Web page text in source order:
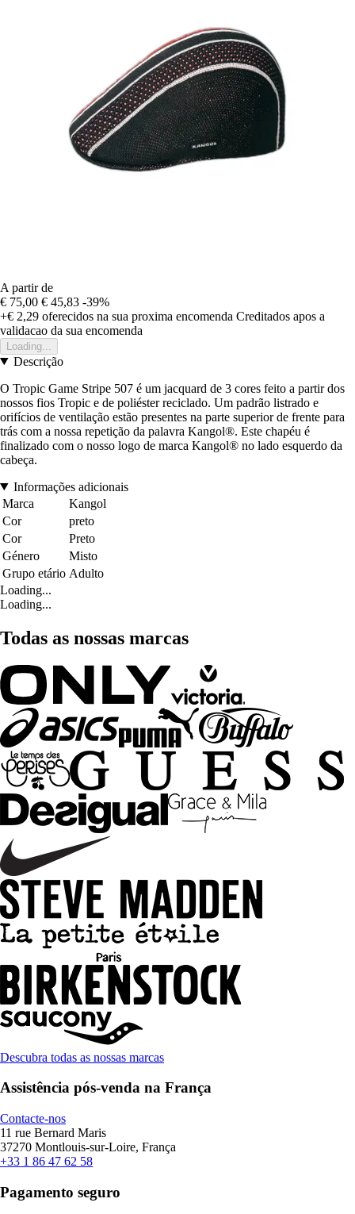
A partir de
€ 75,00 € 45,83 -39%
+€ 2,29 oferecidos na sua proxima encomenda Creditados apos a
validacao da sua encomenda
Loading...
Descrição
O Tropic Game Stripe 507 é um jacquard de 3 cores feito a partir dos
nossos fios Tropic e de poliéster reciclado. Um padrão listrado e
orifícios de ventilação estão presentes na parte superior de frente para
trás com a nossa repetição da palavra Kangol®. Este chapéu é
finalizado com o nosso logo de marca Kangol® no lado esquerdo da
cabeça.
Informações adicionais
Marca
Kangol
Cor
preto
Cor
Preto
Género
Misto
Grupo etário Adulto
Loading...
Loading...
Todas as nossas marcas
Descubra todas as nossas marcas
Assistência pós-venda na França
Contacte-nos
11 rue Bernard Maris
37270 Montlouis-sur-Loire, França
+33 1 86 47 62 58
Pagamento seguro